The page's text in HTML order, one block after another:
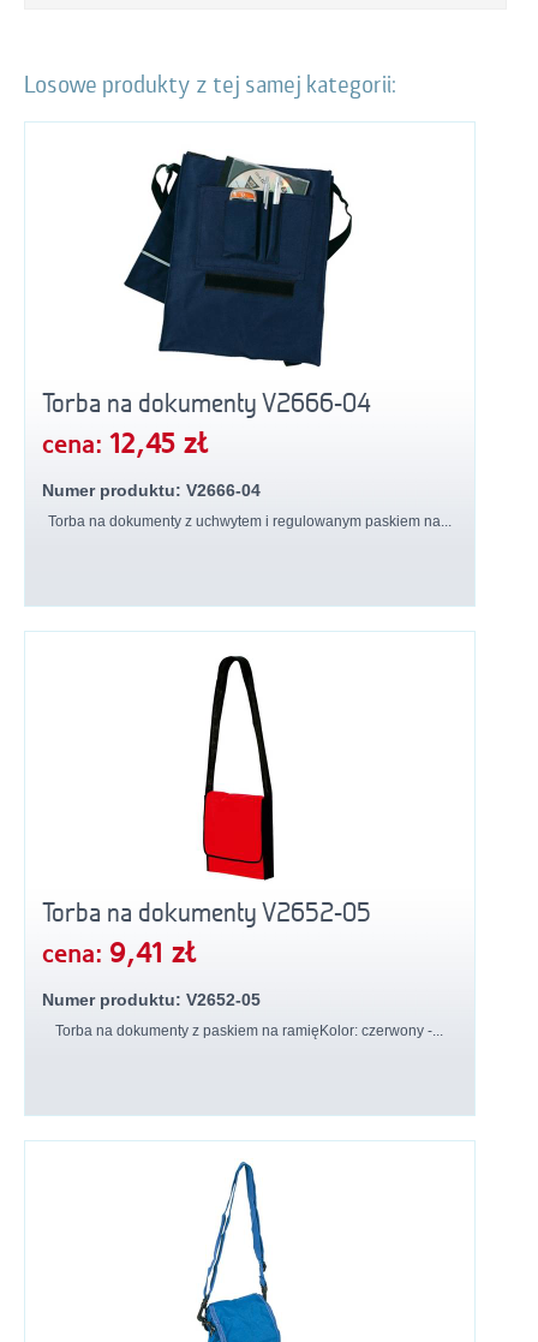
Losowe produkty z tej samej kategorii:
Torba na dokumenty V2666-04
cena: 12,45 zł
Numer produktu: V2666-04
Torba na dokumenty z uchwytem i regulowanym paskiem na...
Torba na dokumenty V2652-05
cena: 9,41 zł
Numer produktu: V2652-05
Torba na dokumenty z paskiem na ramięKolor: czerwony -...